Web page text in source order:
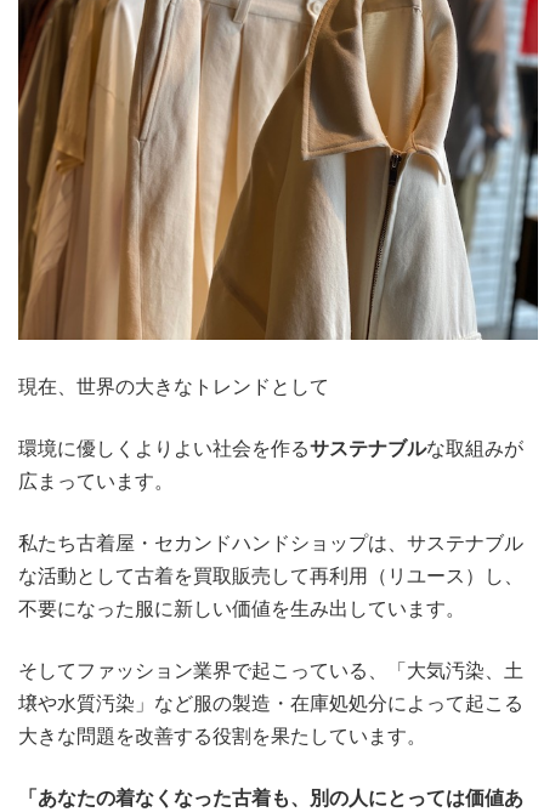
現在、世界の大きなトレンドとして
環境に優しくよりよい社会を作るサステナブルな取組みが
広まっています。
私たち古着屋・セカンドハンドショップは、サステナブル
な活動として古着を買取販売して再利用（リユース）し、
不要になった服に新しい価値を生み出しています。
そしてファッション業界で起こっている、「大気汚染、土
壌や水質汚染」など服の製造・在庫処処分によって起こる
大きな問題を改善する役割を果たしています。
「あなたの着なくなった古着も、別の人にとっては価値あ